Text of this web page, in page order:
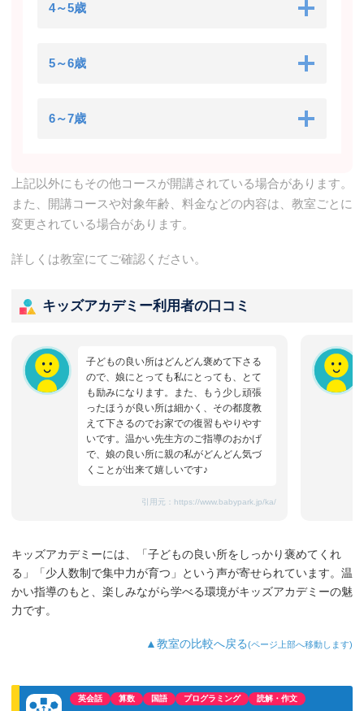
4～5歳
5～6歳
6～7歳
上記以外にもその他コースが開講されている場合があります。
また、開講コースや対象年齢、料金などの内容は、教室ごとに
変更されている場合があります。
詳しくは教室にてご確認ください。
キッズアカデミー利用者の口コミ
子どもの良い所はどんどん褒めて下さる
ので、娘にとっても私にとっても、とて
も励みになります。また、もう少し頑張
ったほうが良い所は細かく、その都度教
えて下さるのでお家での復習もやりやす
いです。温かい先生方のご指導のおかげ
で、娘の良い所に親の私がどんどん気づ
くことが出来て嬉しいです♪
引用元： https://www.babypark.jp/ka/
キッズアカデミーには、「子どもの良い所をしっかり褒めてくれ
る」「少人数制で集中力が育つ」という声が寄せられています。温
かい指導のもと、楽しみながら学べる環境がキッズアカデミーの魅
力です。
▲教室の比較へ戻る(ページ上部へ移動します)
英会話 算数 国語 プログラミング 読解・作文